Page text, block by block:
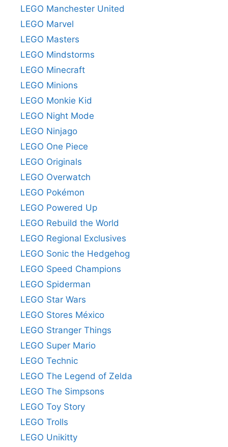
LEGO Manchester United
LEGO Marvel
LEGO Masters
LEGO Mindstorms
LEGO Minecraft
LEGO Minions
LEGO Monkie Kid
LEGO Night Mode
LEGO Ninjago
LEGO One Piece
LEGO Originals
LEGO Overwatch
LEGO Pokémon
LEGO Powered Up
LEGO Rebuild the World
LEGO Regional Exclusives
LEGO Sonic the Hedgehog
LEGO Speed Champions
LEGO Spiderman
LEGO Star Wars
LEGO Stores México
LEGO Stranger Things
LEGO Super Mario
LEGO Technic
LEGO The Legend of Zelda
LEGO The Simpsons
LEGO Toy Story
LEGO Trolls
LEGO Unikitty